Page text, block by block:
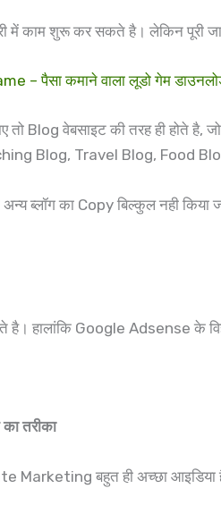
काम शुरू कर सकते है। लेकिन पूरी
पैसा कमाने वाला लूडो गेम
तो Blog वेबसाइट की तरह ही
Blog, Travel Blog, Food Blog
अन्य ब्लॉग का Copy बिल्कुल नही
है। हालांकि Google Adsense के
तरीका
बहुत ही अच्छा आइडिया